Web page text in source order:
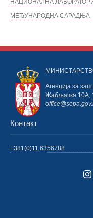
НАЦИОНАЛНА
МЕЂУНАРОДНА САРАДЊА
Агенција за
Жабљачка 10А,
Контакт
+381(0)11 6356788